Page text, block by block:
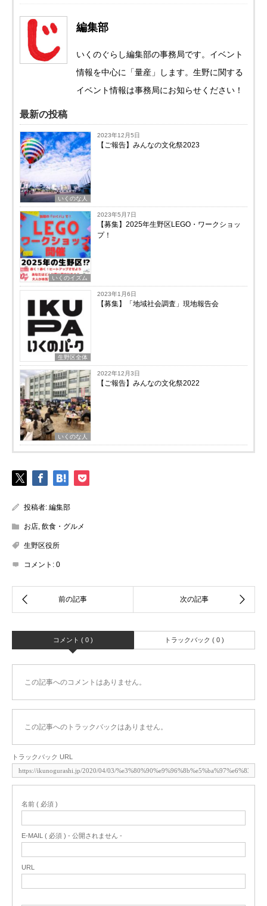
編集部
いくのぐらし編集部の事務局です。イベント
情報を中心に「量産」します。生野に関する
イベント情報は事務局にお知らせください！
最新の投稿
いくのな人
2023年12月5日
【ご報告】みんなの文化祭2023
いくのイズム
2023年5月7日
【募集】2025年生野区LEGO・ワークショッ
プ！
生野区全体
2023年1月6日
【募集】「地域社会調査」現地報告会
いくのな人
2022年12月3日
【ご報告】みんなの文化祭2022
投稿者: 編集部
お店 飲食・グルメ
生野区役所
コメント: 0
コメント ( 0 ) トラックバック ( 0 )
この記事へのコメントはありません。
この記事へのトラックバックはありません。
トラックバック URL
名前 ( 必須 )
E-MAIL ( 必須 ) - 公開されません -
URL